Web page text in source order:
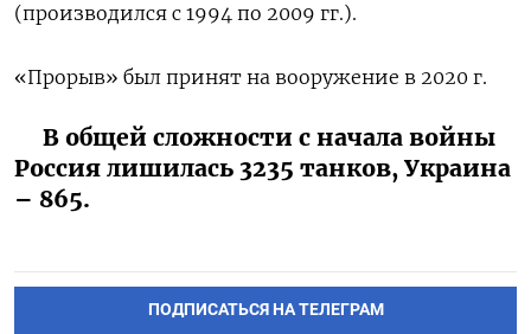
(производился с 1994 по 2009 гг.).
«Прорыв» был принят на вооружение в 2020 г.
В общей сложности с начала войны
Россия лишилась 3235 танков, Украина
– 865.
ПОДПИСАТЬСЯ НА ТЕЛЕГРАМ